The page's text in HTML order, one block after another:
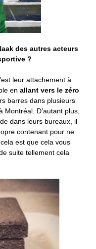
des autres acteurs
?
leur attachement à
en allant vers le zéro
barres dans plusieurs
D’autant plus,
dans leurs bureaux, il
contenant pour ne
est que cela vous
suite tellement cela